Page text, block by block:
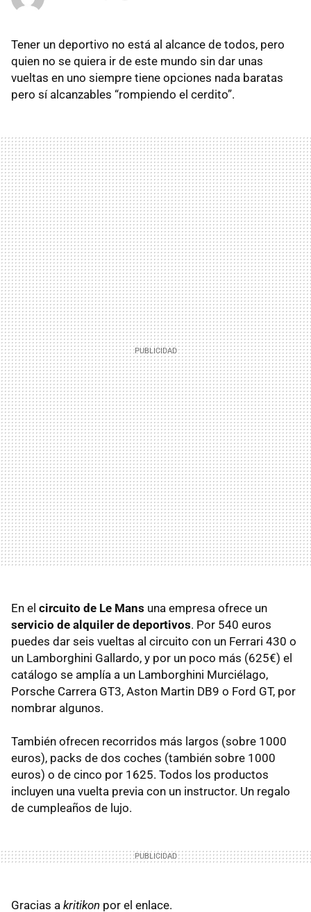
Tener un deportivo no está al alcance de todos, pero
quien no se quiera ir de este mundo sin dar unas
vueltas en uno siempre tiene opciones nada baratas
pero sí alcanzables “rompiendo el cerdito”.
En el circuito de Le Mans una empresa ofrece un
servicio de alquiler de deportivos. Por 540 euros
puedes dar seis vueltas al circuito con un Ferrari 430 o
un Lamborghini Gallardo, y por un poco más (625€) el
catálogo se amplía a un Lamborghini Murciélago,
Porsche Carrera GT3, Aston Martin DB9 o Ford GT, por
nombrar algunos.
También ofrecen recorridos más largos (sobre 1000
euros), packs de dos coches (también sobre 1000
euros) o de cinco por 1625. Todos los productos
incluyen una vuelta previa con un instructor. Un regalo
de cumpleaños de lujo.
Gracias a kritikon por el enlace.